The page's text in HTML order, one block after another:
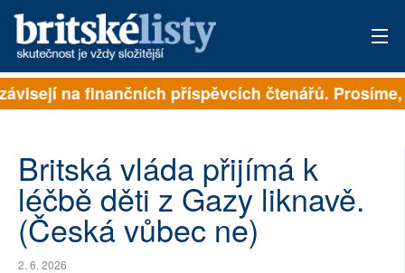
PŘIHLÁSIT
ARCHIV
ROZHOVORY
TÉMATA
na finančních příspěvcích čtenářů. Prosíme,
Britská vláda přijímá k
léčbě děti z Gazy liknavě.
(Česká vůbec ne)
2. 6. 2026